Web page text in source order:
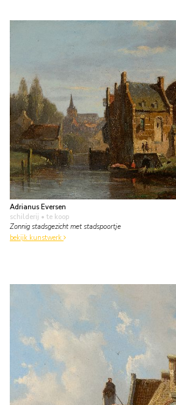
Adrianus Eversen
schilderij • te koop
Zonnig stadsgezicht met stadspoortje
bekijk kunstwerk